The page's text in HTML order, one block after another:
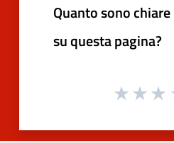
Quanto sono
su questa pagina?